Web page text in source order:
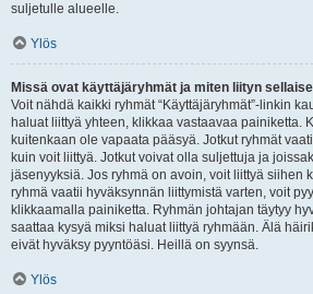
suljetulle alueelle.
Ylös
Missä ovat käyttäjäryhmät ja miten liityn
Voit nähdä kaikki ryhmät “Käyttäjäryhmät”-linkin
haluat liittyä yhteen, klikkaa vastaavaa painiketta.
kuitenkaan ole vapaata pääsyä. Jotkut ryhmät
kuin voit liittyä. Jotkut voivat olla suljettuja ja
jäsenyyksiä. Jos ryhmä on avoin, voit liittyä siihen
ryhmä vaatii hyväksynnän liittymistä varten, voit
klikkaamalla painiketta. Ryhmän johtajan täytyy
saattaa kysyä miksi haluat liittyä ryhmään. Älä
eivät hyväksy pyyntöäsi. Heillä on syynsä.
Ylös